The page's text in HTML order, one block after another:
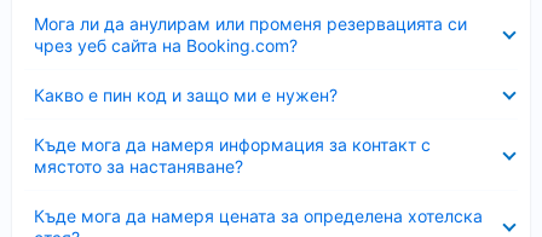
Мога ли да анулирам или променя резервацията си
чрез уеб сайта на Booking.com?
Какво е пин код и защо ми е нужен?
Къде мога да намеря информация за контакт с
мястото за настаняване?
Къде мога да намеря цената за определена хотелска